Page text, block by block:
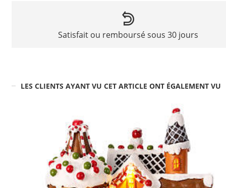
Satisfait ou remboursé sous 30 jours
LES CLIENTS AYANT VU CET ARTICLE ONT ÉGALEMENT VU